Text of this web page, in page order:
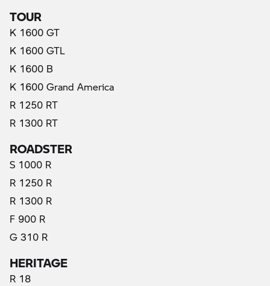
TOUR
K 1600 GT
K 1600 GTL
K 1600 B
K 1600 Grand America
R 1250 RT
R 1300 RT
ROADSTER
S 1000 R
R 1250 R
R 1300 R
F 900 R
G 310 R
HERITAGE
R 18